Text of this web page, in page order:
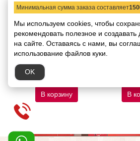
Emperador Honey
Код товара:
5206.56 руб.
В корзину В
Минимальная сумма заказа составляет
Мы используем cookies, чтобы
рекомендовать полезное и создавать
на сайте. Оставаясь с нами, вы
использование файлов куки.
OK